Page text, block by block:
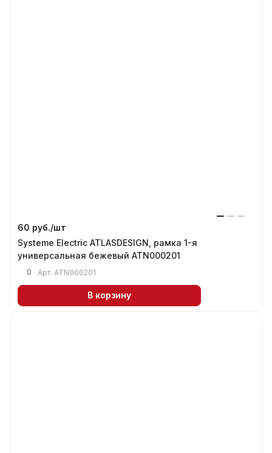
60 руб./шт
Systeme Electric ATLASDESIGN, рамка 1-я
универсальная бежевый ATN000201
0 Арт. ATN000201
В корзину